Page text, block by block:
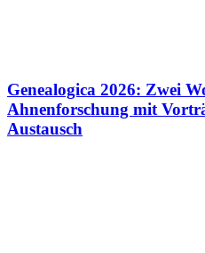
Genealogica 2026: Zwei
Ahnenforschung mit
Austausch